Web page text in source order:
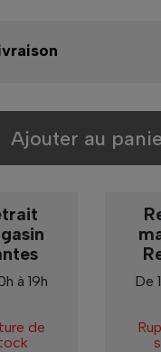
Ajouter au
à 19h
de
De